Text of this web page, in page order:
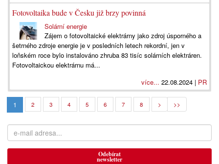
Fotovoltaika bude v Česku již brzy povinná
Solární energie
Zájem o fotovoltaické elektrárny jako zdroj úsporného a
šetrného zdroje energie je v posledních letech rekordní, jen v
loňském roce bylo instalováno zhruba 83 tisíc solárních elektráren.
Fotovoltaickou elektrárnu má...
více... 22.08.2024 | PR
1 2 3 4 5 6 7 8 > >>
Odebírat
newsletter